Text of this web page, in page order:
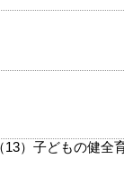
13）子どもの健全